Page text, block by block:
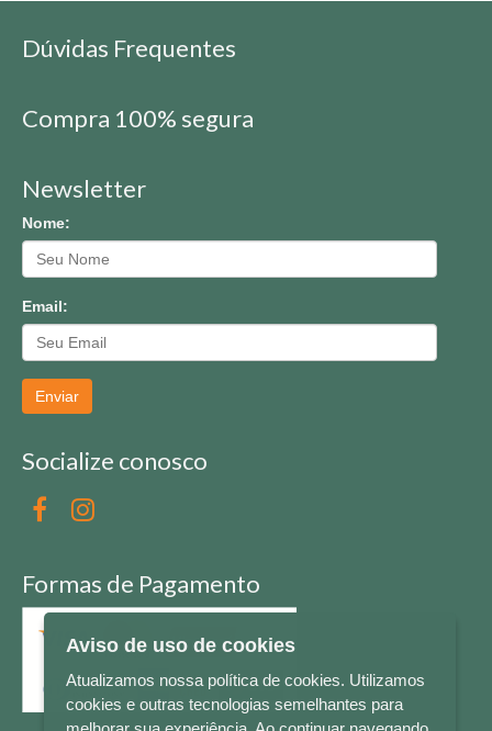
Dúvidas Frequentes
Compra 100% segura
Newsletter
Nome:
Email:
Enviar
Socialize conosco
Formas de Pagamento
Aviso de uso de cookies
Atualizamos nossa política de cookies. Utilizamos
cookies e outras tecnologias semelhantes para